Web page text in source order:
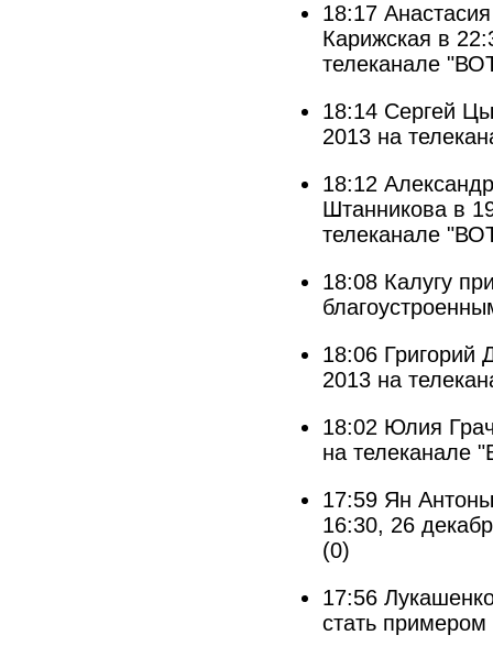
18:17
Карижская в
телеканале
18:14 Сергей
2013 на
18:12
Штанникова в
телеканале
18:08 Калугу
18:06 Григорий
2013 на
18:02 Юлия
на телеканале
17:59 Ян
16:30, 26
(0)
17:56
стать